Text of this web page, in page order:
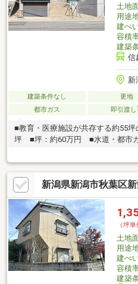
土地
用途
建ぺ
容積
建築
信
新
建築条件なし 更地
都市ガス
即引渡し
■教育・医療施設が共存する約55
坪 ■坪：約60万円 ■水道・都市ガ
新潟県新潟市秋葉区
（坪
土地
用途
建ぺ
容積
建築